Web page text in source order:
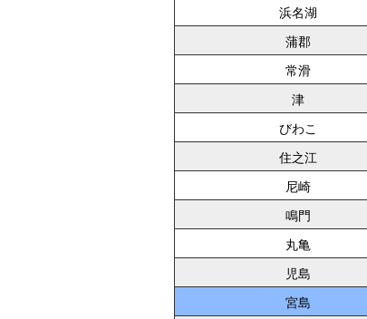
浜名湖
蒲郡
常滑
津
びわこ
住之江
尼崎
鳴門
丸亀
児島
宮島